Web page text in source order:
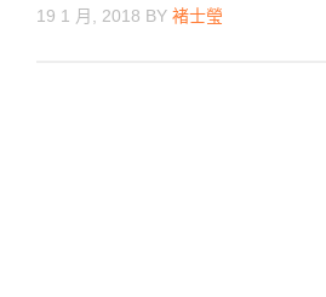
19 1 月, 2018 BY 褚士瑩